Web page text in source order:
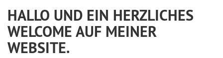
HALLO UND EIN HERZLICHES
WELCOME AUF MEINER
WEBSITE.